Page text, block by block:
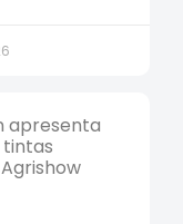
apresenta
tintas